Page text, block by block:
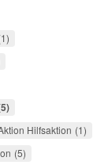
1
5
Hilfsaktion 1
5